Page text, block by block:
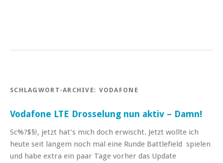
SCHLAGWORT-ARCHIVE: VODAFONE
Vodafone LTE Drosselung nun aktiv – Damn!
Sc%?$§!, jetzt hat’s mich doch erwischt. Jetzt wollte ich
heute seit langem noch mal eine Runde Battlefield spielen
und habe extra ein paar Tage vorher das Update